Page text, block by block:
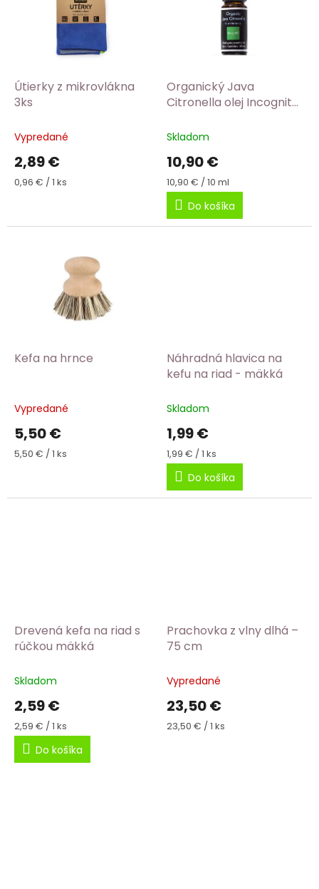
d
u
Útierky z mikrovlákna
3ks
Vypredané
2,89 €
Jednotková
0,96 € / 1 ks
Organický Java
Citronella olej Incognito®
Skladom
10,90 €
Jednotková
cena:
10,90 € / 10 ml
Do košíka
Kefa na hrnce
Vypredané
5,50 €
Jednotková
5,50 € / 1 ks
Náhradná hlavica na
kefu na riad - mäkká
Skladom
1,99 €
Jednotková
cena:
1,99 € / 1 ks
Do košíka
Drevená kefa na riad s
rúčkou mäkká
Skladom
2,59 €
Jednotková
cena:
2,59 € / 1 ks
Do košíka
Prachovka z vlny dlhá –
75 cm
Vypredané
23,50 €
Jednotková
23,50 € / 1 ks